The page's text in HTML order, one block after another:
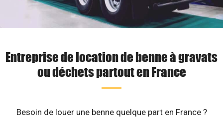
Entreprise de location de benne à gravats
ou déchets partout en France
Besoin de louer une benne quelque part en France ?